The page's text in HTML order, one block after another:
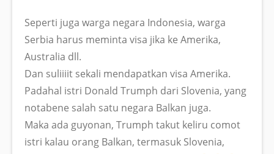
Seperti juga warga negara Indonesia, warga
Serbia harus meminta visa jika ke Amerika,
Australia dll.
Dan suliiiit sekali mendapatkan visa Amerika.
Padahal istri Donald Trumph dari Slovenia, yang
notabene salah satu negara Balkan juga.
Maka ada guyonan, Trumph takut keliru comot
istri kalau orang Balkan, termasuk Slovenia,